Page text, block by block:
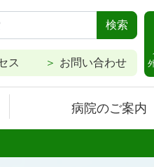
検索
ス お問い合わせ
病院のご案内